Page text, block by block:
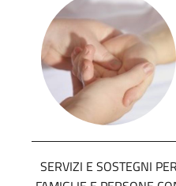
SERVIZI E SOSTEGNI